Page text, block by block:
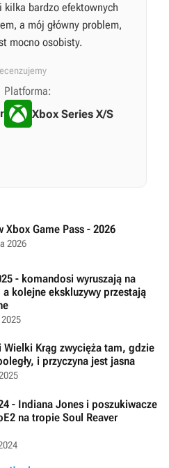
bardzo efektownych
a mój główny problem,
mocno osobisty.
Platforma:
Xbox Series X/S
Xbox Game Pass - 2026
2026
- komandosi wyruszają na
kolejne ekskluzywy przestają
Wielki Krąg zwycięża tam, gdzie
i przyczyna jest jasna
- Indiana Jones i poszukiwacze
na tropie Soul Reaver